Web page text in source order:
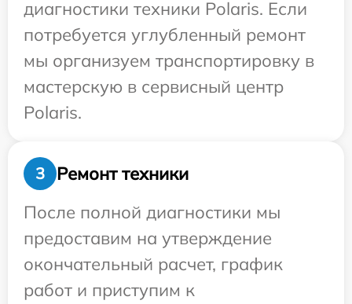
диагностики техники Polaris. Если
потребуется углубленный ремонт
мы организуем транспортировку в
мастерскую в сервисный центр
Polaris.
3
Ремонт техники
После полной диагностики мы
предоставим на утверждение
окончательный расчет, график
работ и приступим к